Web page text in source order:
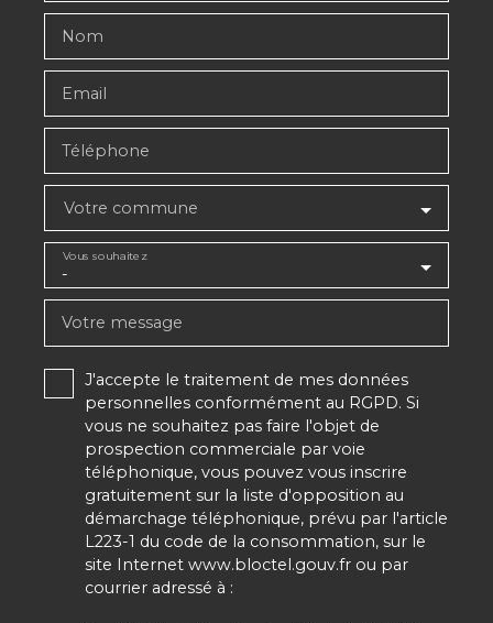
Nom
Email
Téléphone
Votre commune
-
Vous souhaitez
Votre message
J'accepte le traitement de mes données
personnelles conformément au RGPD. Si
vous ne souhaitez pas faire l'objet de
prospection commerciale par voie
téléphonique, vous pouvez vous inscrire
gratuitement sur la liste d'opposition au
démarchage téléphonique, prévu par l'article
L223-1 du code de la consommation, sur le
site Internet www.bloctel.gouv.fr ou par
courrier adressé à :